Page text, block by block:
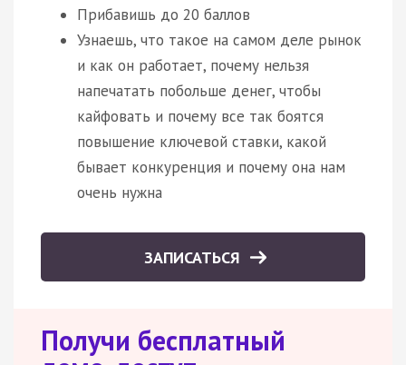
Прибавишь до 20 баллов
Узнаешь, что такое на самом деле рынок
и как он работает, почему нельзя
напечатать побольше денег, чтобы
кайфовать и почему все так боятся
повышение ключевой ставки, какой
бывает конкуренция и почему она нам
очень нужна
ЗАПИСАТЬСЯ
Получи бесплатный